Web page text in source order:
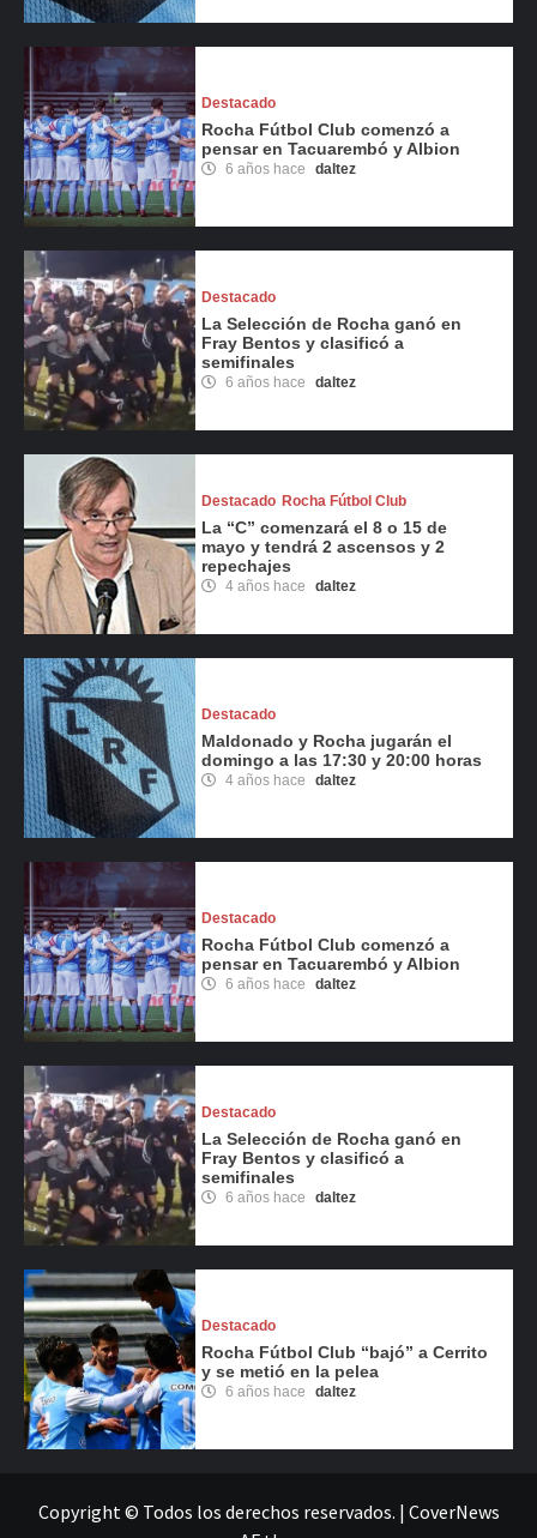
Destacado
Rocha Fútbol Club comenzó a
pensar en Tacuarembó y Albion
6 años hace daltez
Destacado
La Selección de Rocha ganó en
Fray Bentos y clasificó a
semifinales
6 años hace daltez
Destacado Rocha Fútbol Club
La “C” comenzará el 8 o 15 de
mayo y tendrá 2 ascensos y 2
repechajes
4 años hace daltez
Destacado
Maldonado y Rocha jugarán el
domingo a las 17:30 y 20:00 horas
4 años hace daltez
Destacado
Rocha Fútbol Club comenzó a
pensar en Tacuarembó y Albion
6 años hace daltez
Destacado
La Selección de Rocha ganó en
Fray Bentos y clasificó a
semifinales
6 años hace daltez
Destacado
Rocha Fútbol Club “bajó” a Cerrito
y se metió en la pelea
6 años hace daltez
Copyright © Todos los derechos reservados. | CoverNews